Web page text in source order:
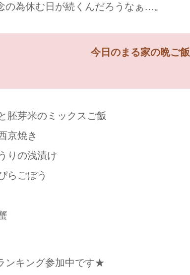
の為休む日が続くんだろうなぁ…。
今日のまる家の晩ご飯
胚芽米のミックスご飯
京焼き
りの浅漬け
らごぼう
ンキング参加中です★